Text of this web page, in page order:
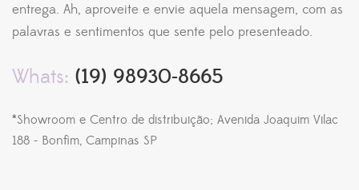
entrega. Ah, aproveite e envie aquela mensagem, com as
palavras e sentimentos que sente pelo presenteado.
Whats: (19) 98930-8665
*Showroom e Centro de distribuição; Avenida Joaquim Vilac
188 - Bonfim, Campinas SP